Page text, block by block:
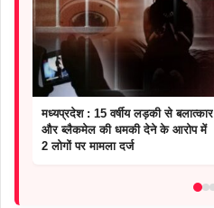
मध्यप्रदेश : 15 वर्षीय लड़की से बलात्कार
और ब्लैकमेल की धमकी देने के आरोप में
2 लोगों पर मामला दर्ज